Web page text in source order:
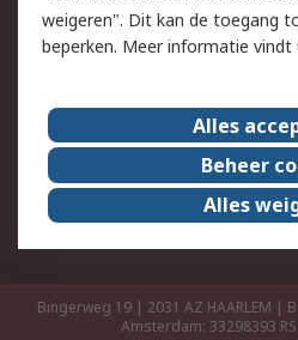
Algemene
verkoopvoorwaarden
Over RS
RS Group
RS wereldwijd
ESG
Bingerweg 19 | 2031 AZ HAARLEM |
Amsterdam: 33298393
weigeren". Dit kan de toegang
beperken. Meer informatie vindt
Alles
Beheer
Alles